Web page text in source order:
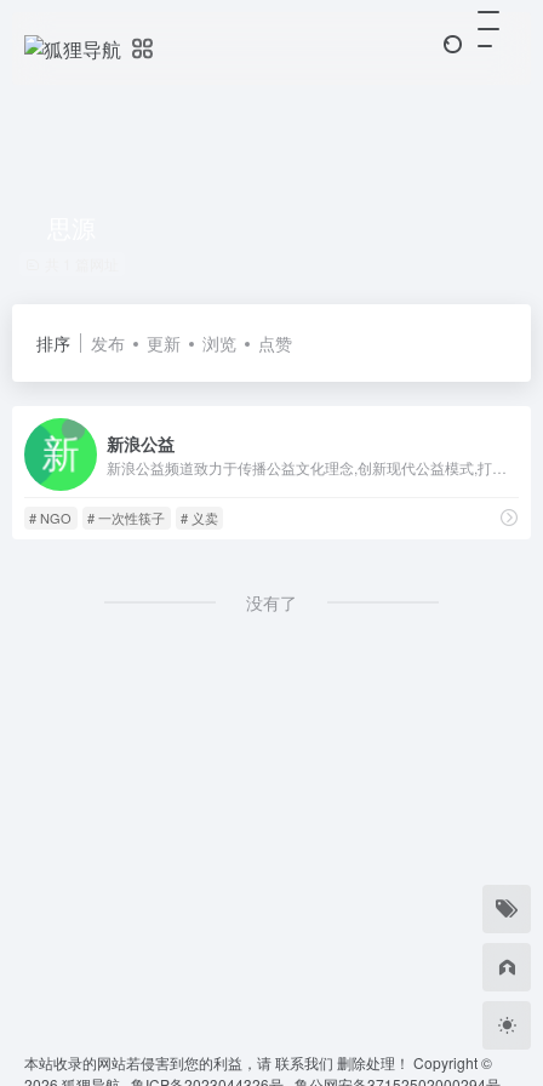
排序 发布 更新 浏览 点赞
新浪公益
# NGO # 一次性筷子 # 义卖
没有了
本站收录的网站若侵害到您的利益，请联系我们 删除处理！ Copyright ©